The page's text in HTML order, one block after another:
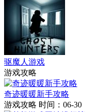
驱魔人游戏
游戏攻略
奇迹暖暖新手攻略
游戏攻略 时间：06-30